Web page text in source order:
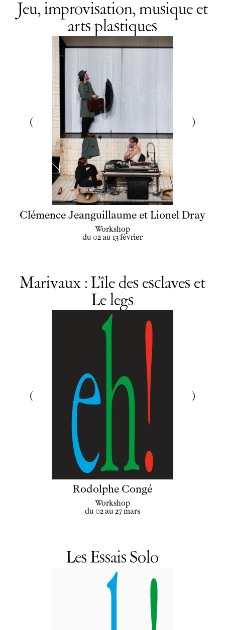
Jeu, improvisation, musique et
arts plastiques
Clémence Jeanguillaume et Lionel Dray
Workshop
du 02 au 13 février
Marivaux : L’île des esclaves et
Le legs
Rodolphe Congé
Workshop
du 02 au 27 mars
Les Essais Solo